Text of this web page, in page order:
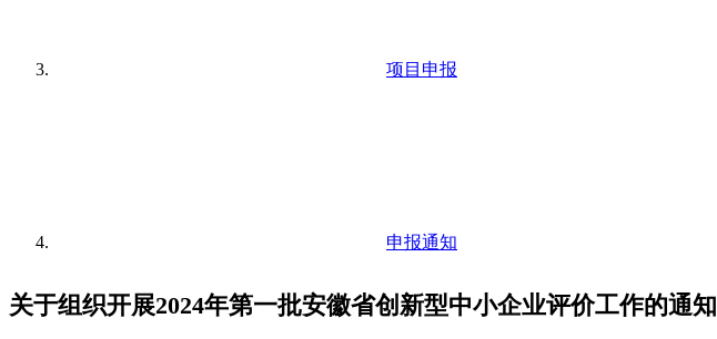
项目申报
申报通知
关于组织开展2024年第一批安徽省创新型中小企业评价工作的通知